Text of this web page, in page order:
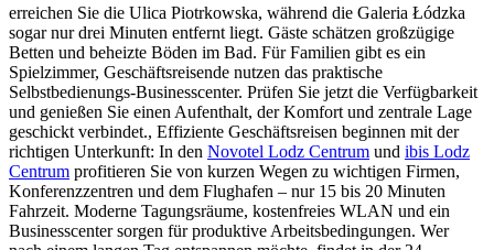
erreichen Sie die Ulica Piotrkowska, während die Galeria Łódzka
sogar nur drei Minuten entfernt liegt. Gäste schätzen großzügige
Betten und beheizte Böden im Bad. Für Familien gibt es ein
Spielzimmer, Geschäftsreisende nutzen das praktische
Selbstbedienungs-Businesscenter. Prüfen Sie jetzt die Verfügbarkeit
und genießen Sie einen Aufenthalt, der Komfort und zentrale Lage
geschickt verbindet., Effiziente Geschäftsreisen beginnen mit der
richtigen Unterkunft: In den Novotel Lodz Centrum und ibis Lodz
Centrum profitieren Sie von kurzen Wegen zu wichtigen Firmen,
Konferenzzentren und dem Flughafen – nur 15 bis 20 Minuten
Fahrzeit. Moderne Tagungsräume, kostenfreies WLAN und ein
Businesscenter sorgen für produktive Arbeitsbedingungen. Wer